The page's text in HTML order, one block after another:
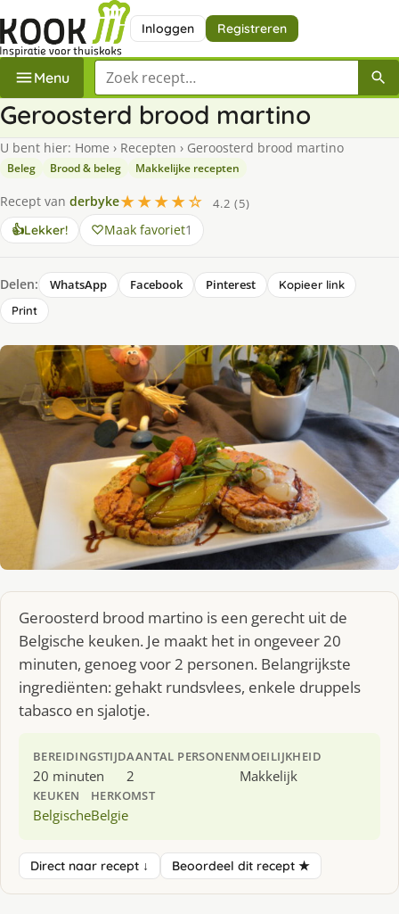
Inloggen Registreren
Menu Zoek een recept
Geroosterd brood martino
U bent hier: Home › Recepten › Geroosterd brood martino
Beleg Brood & beleg Makkelijke recepten
Recept van derbyke★★★★☆
4.2 (5)
👍Lekker! Maak favoriet1
Delen: WhatsApp Facebook Pinterest
Kopieer link
Print
Geroosterd brood martino is een gerecht uit de
Belgische keuken. Je maakt het in ongeveer 20
minuten, genoeg voor 2 personen. Belangrijkste
ingrediënten: gehakt rundsvlees, enkele druppels
tabasco en sjalotje.
BEREIDINGSTIJD
20 minuten
AANTAL PERSONEN
2
MOEILIJKHEID
Makkelijk
KEUKEN
Belgische
HERKOMST
Belgie
Direct naar recept ↓ Beoordeel dit recept ★